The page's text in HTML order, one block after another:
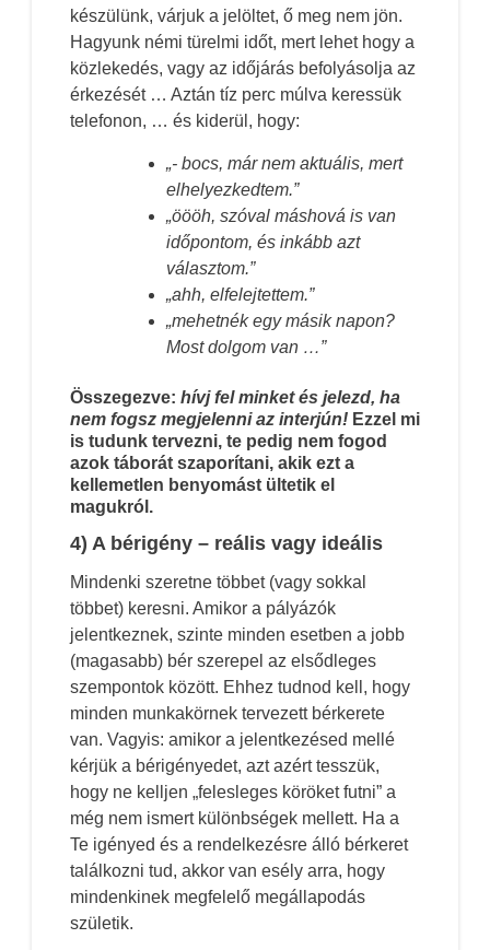
készülünk, várjuk a jelöltet, ő meg nem jön.
Hagyunk némi türelmi időt, mert lehet hogy a
közlekedés, vagy az időjárás befolyásolja az
érkezését … Aztán tíz perc múlva keressük
telefonon, … és kiderül, hogy:
„- bocs, már nem aktuális, mert
elhelyezkedtem.”
„öööh, szóval máshová is van
időpontom, és inkább azt
választom.”
„ahh, elfelejtettem.”
„mehetnék egy másik napon?
Most dolgom van …”
Összegezve: hívj fel minket és jelezd, ha
nem fogsz megjelenni az interjún! Ezzel mi
is tudunk tervezni, te pedig nem fogod
azok táborát szaporítani, akik ezt a
kellemetlen benyomást ültetik el
magukról.
4) A bérigény – reális vagy ideális
Mindenki szeretne többet (vagy sokkal
többet) keresni. Amikor a pályázók
jelentkeznek, szinte minden esetben a jobb
(magasabb) bér szerepel az elsődleges
szempontok között. Ehhez tudnod kell, hogy
minden munkakörnek tervezett bérkerete
van. Vagyis: amikor a jelentkezésed mellé
kérjük a bérigényedet, azt azért tesszük,
hogy ne kelljen „felesleges köröket futni” a
még nem ismert különbségek mellett. Ha a
Te igényed és a rendelkezésre álló bérkeret
találkozni tud, akkor van esély arra, hogy
mindenkinek megfelelő megállapodás
születik.